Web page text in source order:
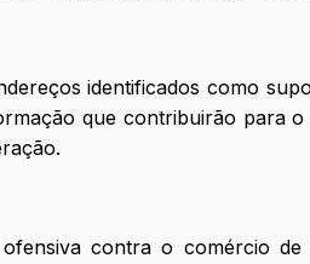
identificados como
que contribuirão para
contra o comércio